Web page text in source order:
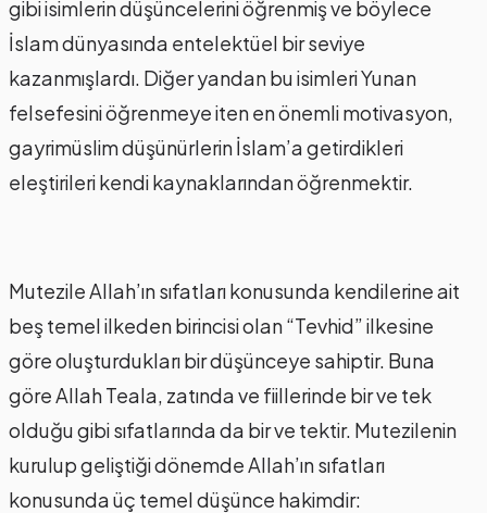
gibi isimlerin düşüncelerini öğrenmiş ve böylece
İslam dünyasında entelektüel bir seviye
kazanmışlardı. Diğer yandan bu isimleri Yunan
felsefesini öğrenmeye iten en önemli motivasyon,
gayrimüslim düşünürlerin İslam’a getirdikleri
eleştirileri kendi kaynaklarından öğrenmektir.
Mutezile Allah’ın sıfatları konusunda kendilerine ait
beş temel ilkeden birincisi olan “Tevhid” ilkesine
göre oluşturdukları bir düşünceye sahiptir. Buna
göre Allah Teala, zatında ve fiillerinde bir ve tek
olduğu gibi sıfatlarında da bir ve tektir. Mutezilenin
kurulup geliştiği dönemde Allah’ın sıfatları
konusunda üç temel düşünce hakimdir: